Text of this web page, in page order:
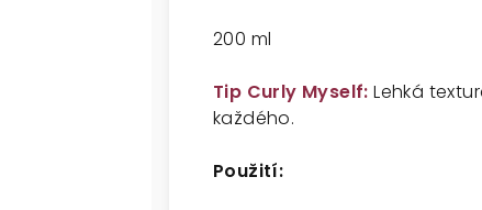
200 ml
Tip Curly Myself: Lehká
každého.
Použití: